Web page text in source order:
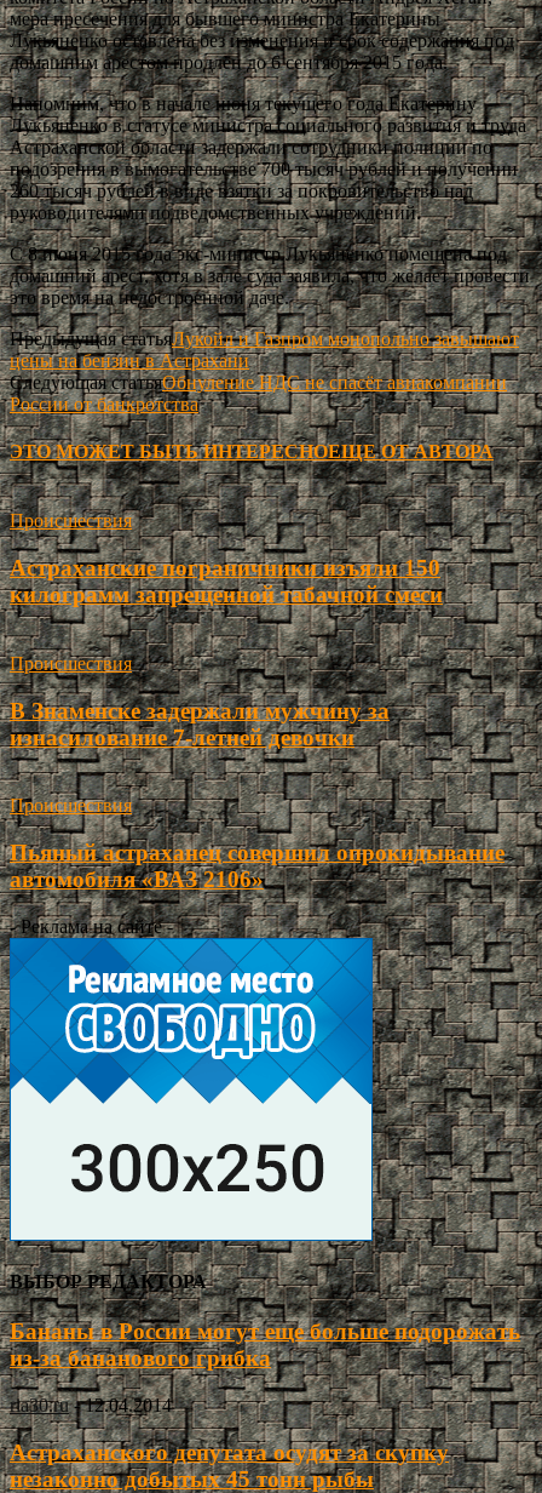
мера пресечения для бывшего министра Екатерины
Лукьяненко оставлена без изменения и срок содержания под
домашним арестом продлён до 6 сентября 2015 года.
Напомним, что в начале июня текущего года Екатерину
Лукьяненко в статусе министра социального развития и труда
Астраханской области задержали сотрудники полиции по
подозрения в вымогательстве 700 тысяч рублей и получении
260 тысяч рублей в виде взятки за покровительство над
руководителями подведомственных учреждений.
С 8 июня 2015 года экс-министр Лукьяненко помещена под
домашний арест, хотя в зале суда заявила, что желает провести
это время на недостроенной даче.
Предыдущая статьяЛукойл и Газпром монопольно завышают
цены на бензин в Астрахани
Следующая статьяОбнуление НДС не спасёт авиакомпании
России от банкротства
ЭТО МОЖЕТ БЫТЬ ИНТЕРЕСНОЕЩЕ ОТ АВТОРА
Происшествия
Астраханские пограничники изъяли 150
килограмм запрещенной табачной смеси
Происшествия
В Знаменске задержали мужчину за
изнасилование 7-летней девочки
Происшествия
Пьяный астраханец совершил опрокидывание
автомобиля «ВАЗ 2106»
- Реклама на сайте -
ВЫБОР РЕДАКТОРА
Бананы в России могут еще больше подорожать
из-за бананового грибка
ria30.ru - 12.04.2014
Астраханского депутата осудят за скупку
незаконно добытых 45 тонн рыбы